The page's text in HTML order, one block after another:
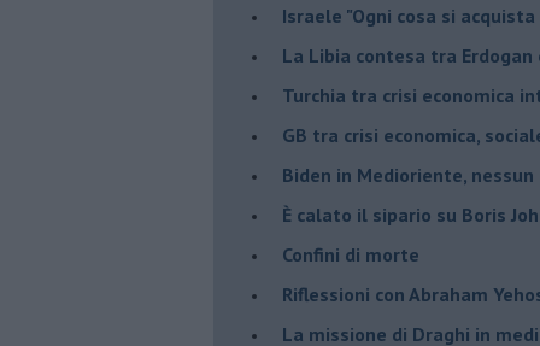
Israele "Ogni cosa si
La Libia contesa tra Erdogan
Turchia tra crisi economica
GB tra crisi economica,
Biden in Medioriente, nessun
È calato il sipario su Boris
Confini di morte
Riflessioni con Abraham
La missione di Draghi in